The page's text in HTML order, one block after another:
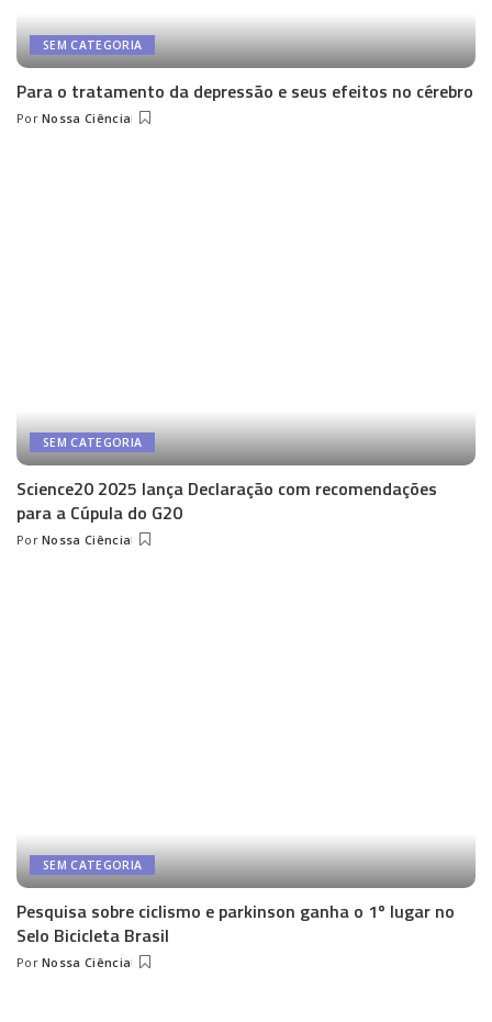
SEM CATEGORIA
Para o tratamento da depressão e seus efeitos no cérebro
Posted
Por Nossa Ciência
SEM CATEGORIA
Science20 2025 lança Declaração com recomendações
para a Cúpula do G20
Posted
Por Nossa Ciência
SEM CATEGORIA
Pesquisa sobre ciclismo e parkinson ganha o 1º lugar no
Selo Bicicleta Brasil
Posted
Por Nossa Ciência